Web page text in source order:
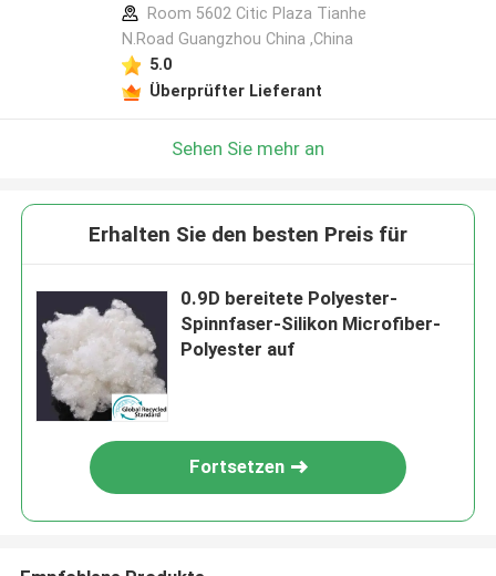
Room 5602 Citic Plaza Tianhe
N.Road Guangzhou China ,China
5.0
Überprüfter Lieferant
Sehen Sie mehr an
Erhalten Sie den besten Preis für
0.9D bereitete Polyester-
Spinnfaser-Silikon Microfiber-
Polyester auf
Fortsetzen